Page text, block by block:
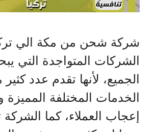
شركة شحن من مكة الي
الشركات المتواجدة التي
الجميع، لأنها تقدم عدد
الخدمات المختلفة المميزة
إعجاب العملاء، كما الشركة